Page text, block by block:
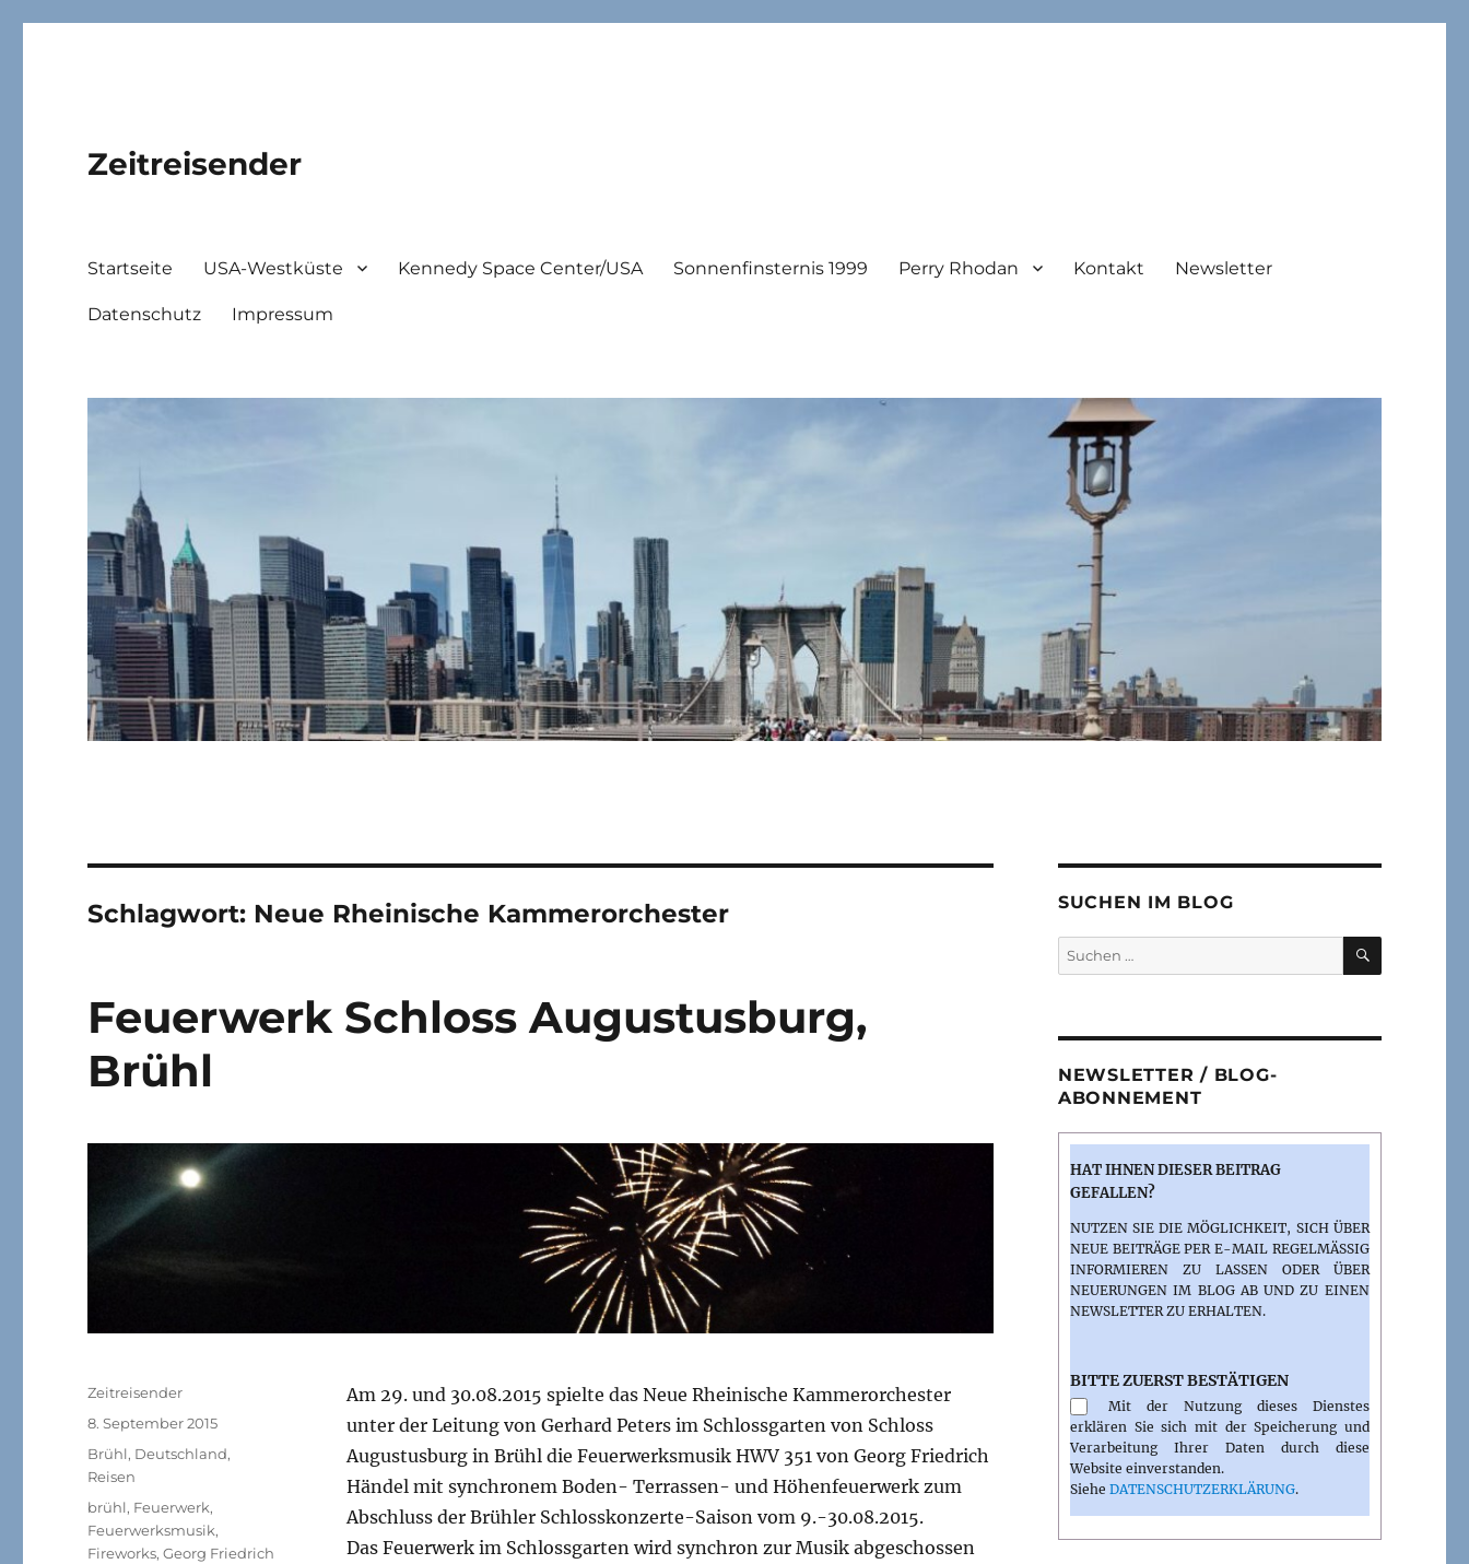
Zeitreisender
Startseite USA-Westküste Kennedy Space Center/USA Sonnenfinsternis 1999 Perry Rhodan Kontakt Newsletter
Datenschutz Impressum
Schlagwort: Neue Rheinische Kammerorchester
Feuerwerk Schloss Augustusburg,
Brühl
Am 29. und 30.08.2015 spielte das Neue Rheinische Kammerorchester
unter der Leitung von Gerhard Peters im Schlossgarten von Schloss
Augustusburg in Brühl die Feuerwerksmusik HWV 351 von Georg Friedrich
Händel mit synchronem Boden- Terrassen- und Höhenfeuerwerk zum
Abschluss der Brühler Schlosskonzerte-Saison vom 9.-30.08.2015.
Das Feuerwerk im Schlossgarten wird synchron zur Musik abgeschossen
Autor
Zeitreisender
Veröffentlicht
am
8. September 2015
Kategorien
Brühl, Deutschland,
Reisen
Schlagwörter
brühl, Feuerwerk,
Feuerwerksmusik,
Fireworks,Georg Friedrich
SUCHEN IM BLOG
Suchen
nach:
SUCHEN
NEWSLETTER / BLOG-
ABONNEMENT
HAT IHNEN DIESER BEITRAG
GEFALLEN?
NUTZEN SIE DIE MÖGLICHKEIT, SICH ÜBER
NEUE BEITRÄGE PER E-MAIL REGELMÄSSIG I
NFORMIEREN ZU LASSEN ODER ÜBER N
EUERUNGEN IM BLOG AB UND ZU EINEN N
EWSLETTER ZU ERHALTEN.
BITTE ZUERST BESTÄTIGEN
Mit der Nutzung dieses Dienstes
erklären Sie sich mit der Speicherung und
Verarbeitung Ihrer Daten durch diese
Website einverstanden.
Siehe DATENSCHUTZERKLÄRUNG.